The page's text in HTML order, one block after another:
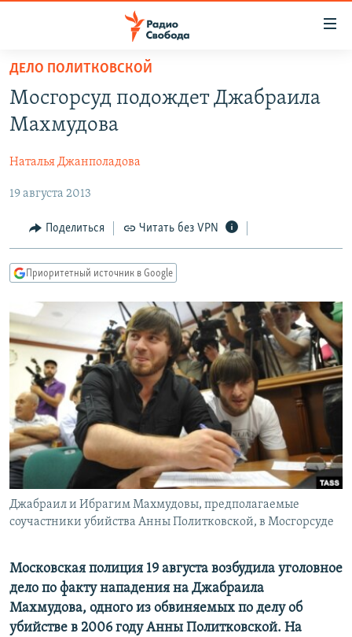
упрощенного
доступа
Вернуться
основному
Вернутся
главной
навигации
Вернутся
поиску
ПОДКАСТЫ
АВТОРСКИЕ ПРОЕКТЫ
ЦИТАТЫ СВОБОДЫ
МНЕНИЯ
КУЛЬТУРА
IDEL.РЕАЛИИ
КАВКАЗ.РЕАЛИИ
СЕВЕР.РЕАЛИИ
СИБИРЬ.РЕАЛИИ
РАСПИСАНИЕ ВЕЩАНИЯ
ПОДПИШИТЕСЬ НА РАССЫЛКУ
СОЦИАЛЬНЫЕ СЕТИ
ДЕЛО ПОЛИТКОВСКОЙ
Мосгорсуд подождет Джабраила
Махмудова
Наталья Джанполадова
19 августа 2013
Поделиться Читать без VPN
Приоритетный источник в Google
Джабраил и Ибрагим Махмудовы, предполагаемые
соучастники убийства Анны Политковской, в Мосгорсуде
Московская полиция 19 августа возбудила уголовное
дело по факту нападения на Джабраила
Махмудова, одного из обвиняемых по делу об
убийстве в 2006 году Анны Политковской. На